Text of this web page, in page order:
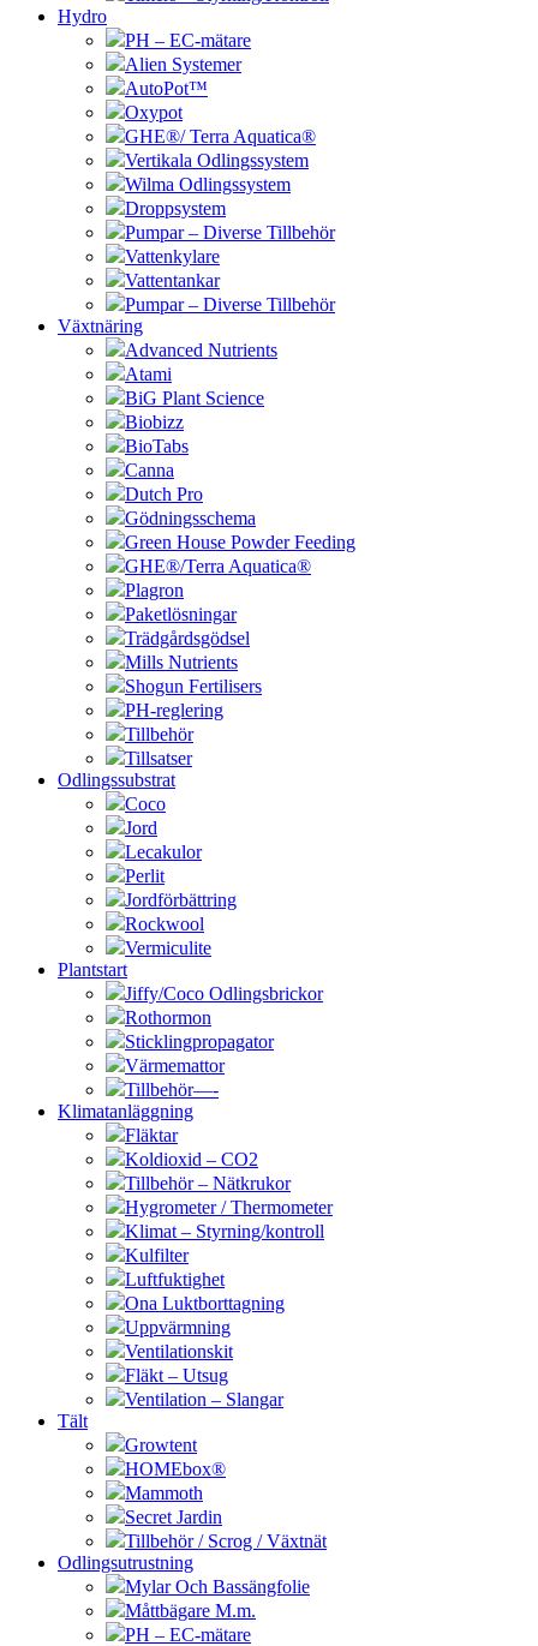
Hydro
PH – EC-mätare
Alien Systemer
AutoPot™
Oxypot
GHE®/ Terra Aquatica®
Vertikala Odlingssystem
Wilma Odlingssystem
Droppsystem
Pumpar – Diverse Tillbehör
Vattenkylare
Vattentankar
Pumpar – Diverse Tillbehör
Växtnäring
Advanced Nutrients
Atami
BiG Plant Science
Biobizz
BioTabs
Canna
Dutch Pro
Gödningsschema
Green House Powder Feeding
GHE®/Terra Aquatica®
Plagron
Paketlösningar
Trädgårdsgödsel
Mills Nutrients
Shogun Fertilisers
PH-reglering
Tillbehör
Tillsatser
Odlingssubstrat
Coco
Jord
Lecakulor
Perlit
Jordförbättring
Rockwool
Vermiculite
Plantstart
Jiffy/Coco Odlingsbrickor
Rothormon
Sticklingpropagator
Värmemattor
Tillbehör—-
Klimatanläggning
Fläktar
Koldioxid – CO2
Tillbehör – Nätkrukor
Hygrometer / Thermometer
Klimat – Styrning/kontroll
Kulfilter
Luftfuktighet
Ona Luktborttagning
Uppvärmning
Ventilationskit
Fläkt – Utsug
Ventilation – Slangar
Tält
Growtent
HOMEbox®
Mammoth
Secret Jardin
Tillbehör / Scrog / Växtnät
Odlingsutrustning
Mylar Och Bassängfolie
Måttbägare M.m.
PH – EC-mätare